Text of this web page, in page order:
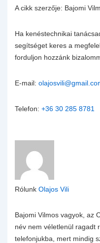
A cikk szerzője: Bajomi
Ha kenéstechnikai
segítséget keres a
forduljon hozzánk
E-mail:
Telefon: +36 30 285 8781
Rólunk Olajos Vili
Bajomi Vilmos vagyok, az
név nem véletlenül ragadt
telefonjukba, mert mindig